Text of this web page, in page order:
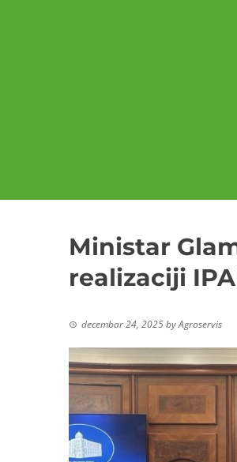
Ministar
realizaciji
decembar 24, 2025byAgroservis